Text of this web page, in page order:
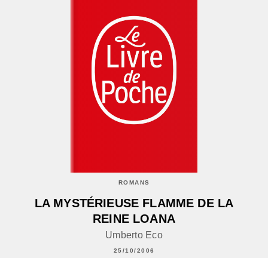
ROMANS
LA MYSTÉRIEUSE FLAMME DE LA
REINE LOANA
Umberto Eco
25/10/2006